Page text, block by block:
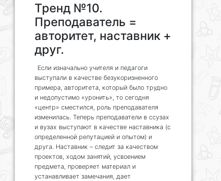
Тренд №10.
Преподаватель =
авторитет, наставник +
друг.
Если изначально учителя и педагоги
выступали в качестве безукоризненного
примера, авторитета, который было трудно
и недопустимо «уронить», то сегодня
«центр» сместился, роль преподавателя
изменилась. Теперь преподаватели в ссузах
и вузах выступают в качестве наставника (с
определенной репутацией и опытом) и
друга. Наставник – следит за качеством
проектов, ходом занятий, усвоением
предмета, проверяет материал и
устанавливает замечания, дает